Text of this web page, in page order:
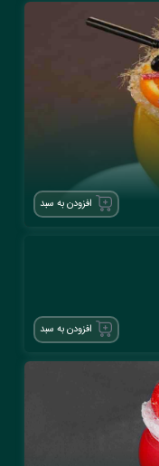
افزودن به سبد
افزودن به سبد